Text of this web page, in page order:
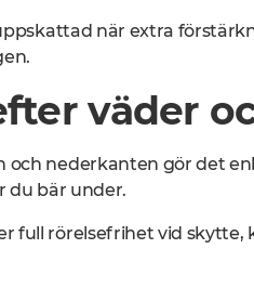
när extra
väder
och nederkanten gör det
du bär under.
full rörelsefrihet vid